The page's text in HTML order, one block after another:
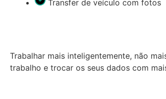
Transfer de veículo com fotos
Trabalhar mais inteligentemente, não
trabalho e trocar os seus dados com